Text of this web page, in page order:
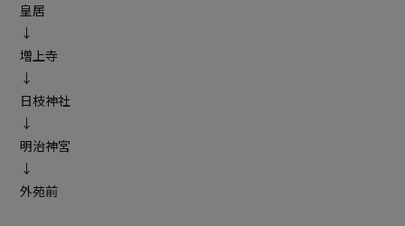
皇居
↓
増上寺
↓
日枝神社
↓
明治神宮
↓
外苑前